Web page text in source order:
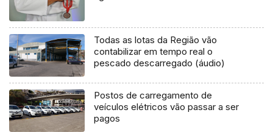
Todas as lotas da Região vão
contabilizar em tempo real o
pescado descarregado (áudio)
Postos de carregamento de
veículos elétricos vão passar a ser
pagos